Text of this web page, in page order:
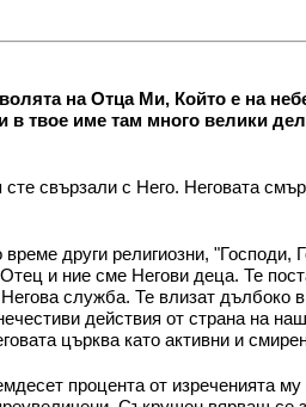
на Отца Ми, Който е на
в твое име там много велики
свързали с Него. Неговата
други религиозни, "Господи,
и ние сме Негови деца. Те
служба. Те влизат дълбоко
действия от страна на
църква като активни и
процента от изреченията